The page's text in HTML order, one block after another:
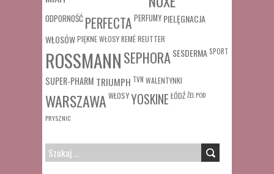
ODPORNOŚĆ PERFECTA PERFUMY PIELĘGNACJA
WŁOSÓWPIĘKNE WŁOSYREMÉREUTTER
ROSSMANNSEPHORASESDERMA SPORT
SUPER-PHARM TRIUMPH TVN WALENTYNKI
WARSZAWA WŁOSYYOSKINE ŁÓDŹŻEL POD
PRYSZNIC
SZUKAJ: